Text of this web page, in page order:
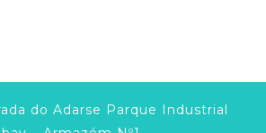
do Adarse Parque Industrial